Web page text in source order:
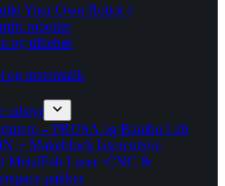
Your Own Robot )
robotter
og tilbehør
og matematik
udstyr
– PRUSA og Bambu Lab
+ Makeblock lasercuttere
MetalFab Laser+CNC &
pakker